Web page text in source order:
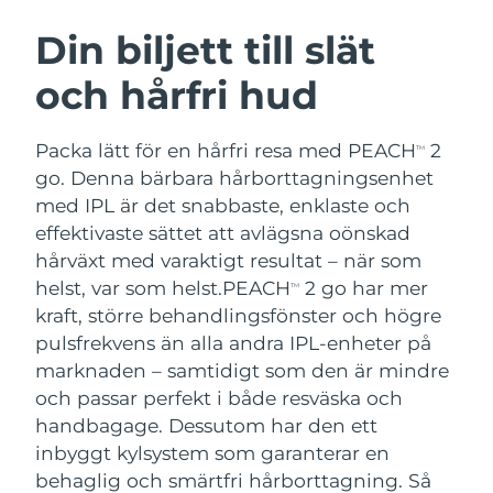
Din biljett till slät
och hårfri hud
Packa lätt för en hårfri resa med PEACHTM
2
go. Denna bärbara hårborttagningsenhet
med IPL är det snabbaste, enklaste och
effektivaste sättet att avlägsna oönskad
hårväxt med varaktigt resultat – när som
helst, var som helst.PEACHTM
2 go har mer
kraft, större behandlingsfönster och högre
pulsfrekvens än alla andra IPL-enheter på
marknaden – samtidigt som den är mindre
och passar perfekt i både resväska och
handbagage. Dessutom har den ett
inbyggt kylsystem som garanterar en
behaglig och smärtfri hårborttagning. Så
LUNA™ 4-paket
Anti-aging massage
LUNA™ 4 Plus
Massage, LED heating
LUNA™ 4 Men
For men, anti-aging massage
BEAR™ 2-paket
Microcurrent toning
BEAR™ 2 go
Microcurrent toning on-the-go
BEAR™ 2 eyes & lips
Microcurrent line smoothing device
Återfuktning
UFO™ 3-paket
Deep facial hydration
UFO™ 3 LED
Near-infrared and red light therapy
device
Munvård
issa™ 4
Hybrid silicone sonic toothbrush
issa™ 4 plus
Smart hybrid silicone sonic toothbrush
FAQ™ ANTI-AGING-BEHANDLING
Anti-aging LED-behandlingar
NEW
Österrike Förväntad leverans
Bahrain Förväntad leverans
Belgien
Bermuda Förväntad leverans8/16/26
Bosnien och
Hercegovina
Förväntad leverans 8/13/26
Brunei Förväntad leverans8/15/26
Bulgarien Förväntad leverans8/10/26
Kanada Förväntad leverans
Chile Förväntad leverans 8/14/26